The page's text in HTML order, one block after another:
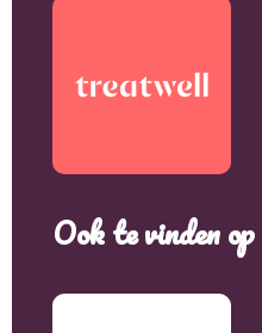
Ook te vinden op